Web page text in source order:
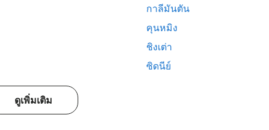
กาลีมันตัน
คุนหมิง
ชิงเต่า
ซิดนีย์
ดูเพิ่มเติม